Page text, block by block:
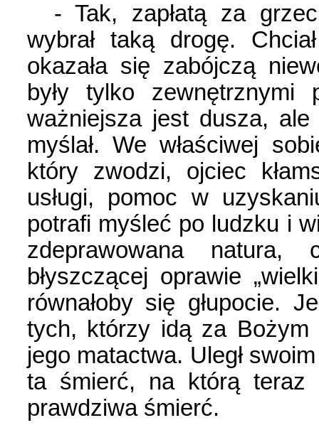
- Tak, zapłatą za
wybrał taką drogę.
okazała się zabójczą
były tylko
ważniejsza jest dusza,
myślał. We właściwej
który zwodzi, ojciec
usługi, pomoc w
potrafi myśleć po ludzku i
zdeprawowana
błyszczącej oprawie
równałoby się głupocie.
tych, którzy idą za Bożym
jego matactwa. Uległ
ta śmierć, na którą teraz
prawdziwa śmierć.